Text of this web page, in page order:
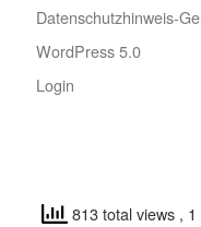
Datenschutzhinweis-
WordPress 5.0
Login
813 total views ,